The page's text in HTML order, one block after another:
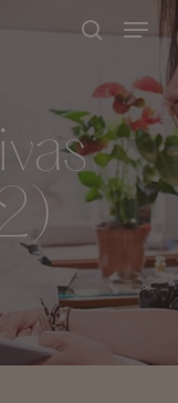
Menu
Close
Menu